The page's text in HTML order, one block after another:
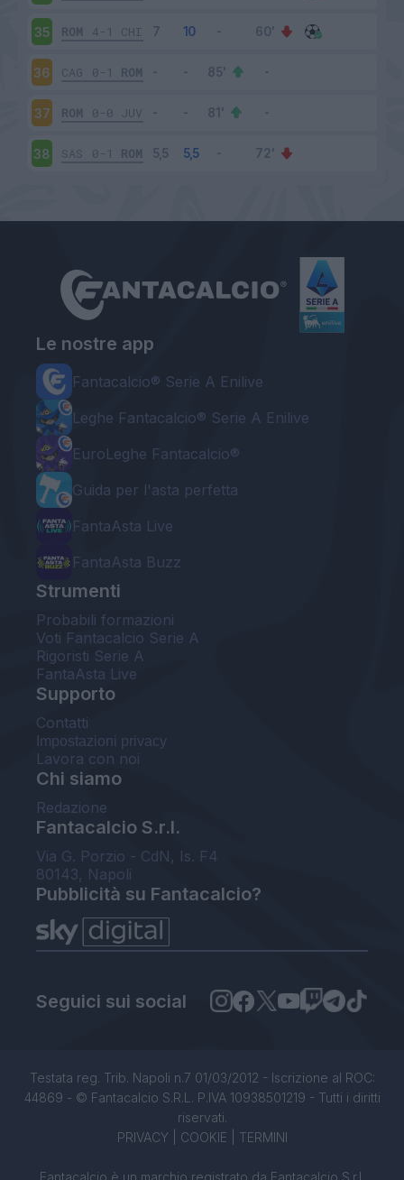
35 ROM 4-1 CHI
36 CAG 0-1 ROM
37 ROM 0-0 JUV
38 SAS 0-1 ROM
Le nostre app
Fantacalcio® Serie A Enilive
Leghe Fantacalcio® Serie A Enilive
EuroLeghe Fantacalcio®
Guida per l'asta perfetta
FantaAsta Live
FantaAsta Buzz
Strumenti
Probabili formazioni
Voti Fantacalcio Serie A
Rigoristi Serie A
FantaAsta Live
Supporto
Contatti
Impostazioni privacy
Lavora con noi
Chi siamo
Redazione
Fantacalcio S.r.l.
Via G. Porzio - CdN, Is. F4
80143, Napoli
Pubblicità su Fantacalcio?
Seguici sui social
Testata reg. Trib. Napoli n.7 01/03/2012 - Iscrizione al ROC:
44869 - © Fantacalcio S.R.L. P.IVA 10938501219 - Tutti i diritti
riservati.
PRIVACY| COOKIE TERMINI
Fantacalcio è un marchio registrato da Fantacalcio S.r.l.